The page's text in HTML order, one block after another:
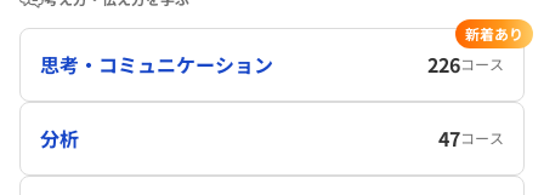
思考・コミュニケーション 226コース
新着あり
分析 47コース